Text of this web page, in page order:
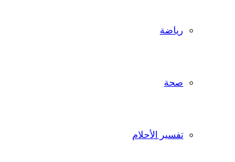
رياضة
صحة
تفسير الأحلام